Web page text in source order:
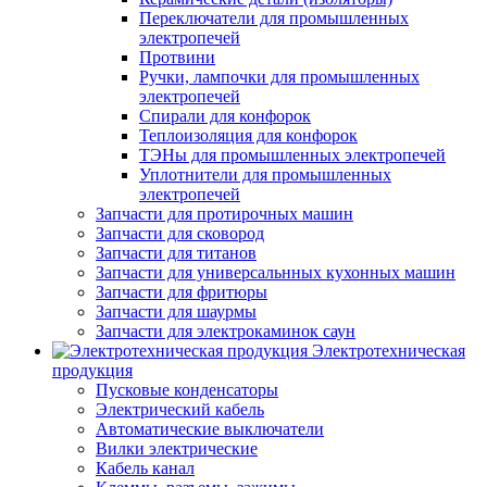
Переключатели для промышленных
электропечей
Протвини
Ручки, лампочки для промышленных
электропечей
Спирали для конфорок
Теплоизоляция для конфорок
ТЭНы для промышленных электропечей
Уплотнители для промышленных
электропечей
Запчасти для протирочных машин
Запчасти для сковород
Запчасти для титанов
Запчасти для универсальнных кухонных машин
Запчасти для фритюры
Запчасти для шаурмы
Запчасти для электрокаминок саун
Электротехническая
продукция
Пусковые конденсаторы
Электрический кабель
Автоматические выключатели
Вилки электрические
Кабель канал